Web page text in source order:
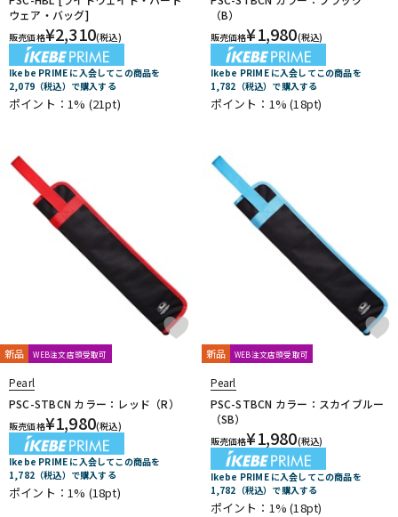
ウェア・バッグ]
販売価格¥2,310(税込)
Ikebe PRIME に入会してこの商品を
2,079（税込）で購入する
ポイント：1% (21pt)
（B）
販売価格¥1,980(税込)
Ikebe PRIME に入会してこの商品を
1,782（税込）で購入する
ポイント：1%(18pt)
新品 WEB注文店頭受取可
Pearl
PSC-STBCN カラー：レッド（R）
販売価格¥1,980(税込)
Ikebe PRIME に入会してこの商品を
1,782（税込）で購入する
ポイント：1% (18pt)
新品 WEB注文店頭受取可
Pearl
PSC-STBCN カラー：スカイブルー
（SB）
販売価格¥1,980(税込)
Ikebe PRIME に入会してこの商品を
1,782（税込）で購入する
ポイント：1%(18pt)